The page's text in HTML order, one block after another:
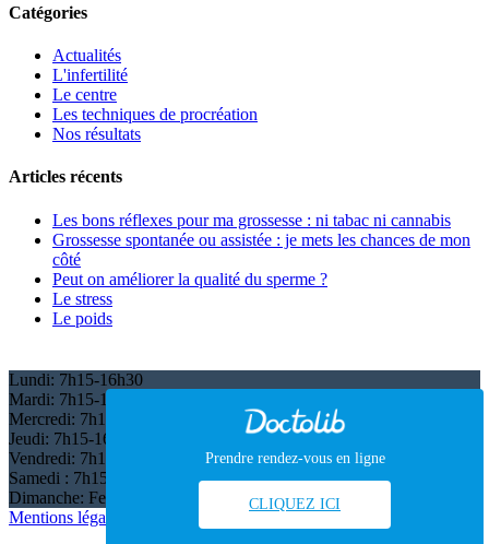
Prendre rendez-vous en ligne
CLIQUEZ ICI
Catégories
Actualités
L'infertilité
Le centre
Les techniques de procréation
Nos résultats
Articles récents
Les bons réflexes pour ma grossesse : ni tabac ni cannabis
Grossesse spontanée ou assistée : je mets les chances de mon
côté
Peut on améliorer la qualité du sperme ?
Le stress
Le poids
Lundi: 7h15-16h30
Mardi: 7h15-16h30
Mercredi: 7h15-16h30
Jeudi: 7h15-16h30
Vendredi: 7h15-16h30
Samedi : 7h15-12h
Dimanche: Fermé
Mentions légales